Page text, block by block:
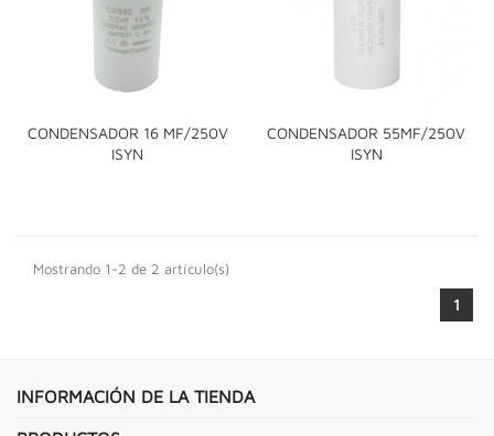
CONDENSADOR 16 MF/250V
ISYN
CONDENSADOR 55MF/250V
ISYN
Mostrando 1-2 de 2 artículo(s)
1
INFORMACIÓN DE LA TIENDA